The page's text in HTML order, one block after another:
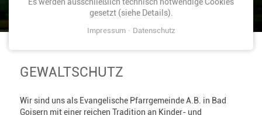
GEWALTSCHUTZ
Wir sind uns als Evangelische Pfarrgemeinde A.B. in Bad
Goisern mit einer reichen Tradition an Kinder- und
gesetzt (siehe Details).
Impressum Datenschutz